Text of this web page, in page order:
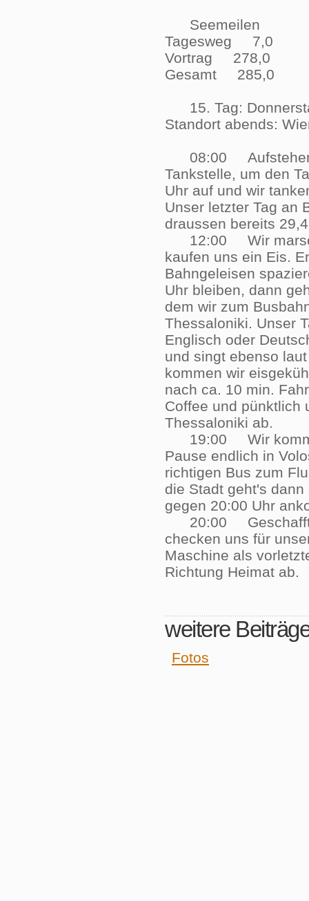
Seemeilen
Tagesweg 7,0
Vortrag 278,0
Gesamt 285,0
15. Tag:
Standort abends:
08:00 Aufstehen
Tankstelle, um den
Uhr auf und wir
Unser letzter Tag an
draussen bereits
12:00 Wir
kaufen uns ein Eis.
Bahngeleisen
Uhr bleiben, dann
dem wir zum
Thessaloniki. Unser
Englisch oder
und singt ebenso
kommen wir
nach ca. 10 min.
Coffee und pünktlich
Thessaloniki ab.
19:00 Wir
Pause endlich in
richtigen Bus zum
die Stadt geht's
gegen 20:00 Uhr
20:00 Geschafft:
checken uns für
Maschine als
Richtung Heimat
weitere
Fotos